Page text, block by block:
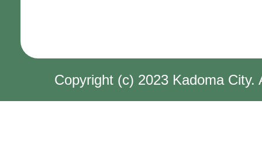
Copyright (c) 2023 Kadoma City.